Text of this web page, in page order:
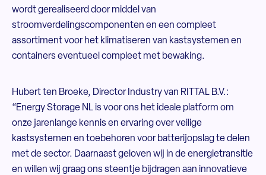
wordt gerealiseerd door middel van
stroomverdelingscomponenten en een compleet
assortiment voor het klimatiseren van kastsystemen en
containers eventueel compleet met bewaking.
Hubert ten Broeke, Director Industry van RITTAL B.V.:
“Energy Storage NL is voor ons het ideale platform om
onze jarenlange kennis en ervaring over veilige
kastsystemen en toebehoren voor batterijopslag te delen
met de sector. Daarnaast geloven wij in de energietransitie
en willen wij graag ons steentje bijdragen aan innovatieve